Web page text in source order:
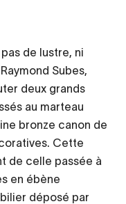
de lustre, ni
Subes,
deux grands
au marteau
bronze canon de
Cette
de celle passée à
en ébène
déposé par